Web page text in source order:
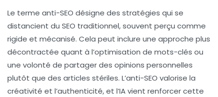
Le terme anti-SEO désigne des stratégies qui se
distancient du SEO traditionnel, souvent perçu comme
rigide et mécanisé. Cela peut inclure une approche plus
décontractée quant à l’optimisation de mots-clés ou
une volonté de partager des opinions personnelles
plutôt que des articles stériles. L’anti-SEO valorise la
créativité et l’authenticité, et l’IA vient renforcer cette